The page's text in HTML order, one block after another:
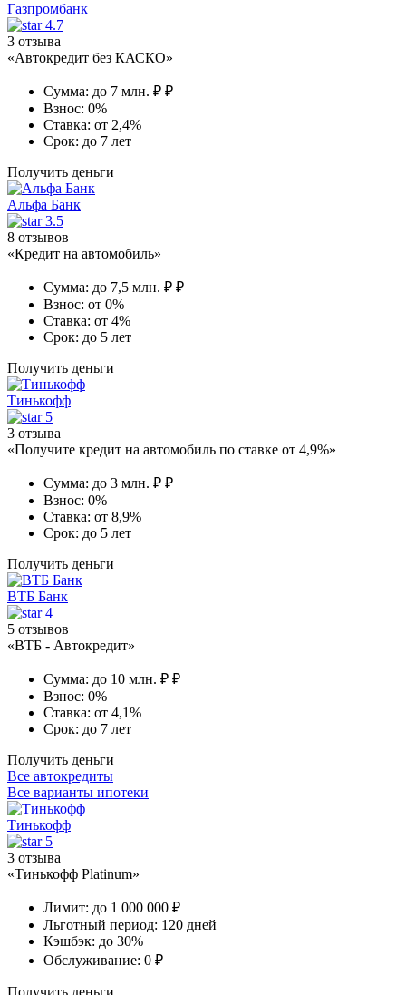
Газпромбанк
4.7
3 отзыва
«Автокредит без КАСКО»
Сумма: до 7 млн. ₽ ₽
Взнос: 0%
Ставка: от 2,4%
Срок: до 7 лет
Получить деньги
Альфа Банк
3.5
8 отзывов
«Кредит на автомобиль»
Сумма: до 7,5 млн. ₽ ₽
Взнос: от 0%
Ставка: от 4%
Срок: до 5 лет
Получить деньги
Тинькофф
5
3 отзыва
«Получите кредит на автомобиль по ставке от 4,9%»
Сумма: до 3 млн. ₽ ₽
Взнос: 0%
Ставка: от 8,9%
Срок: до 5 лет
Получить деньги
ВТБ Банк
4
5 отзывов
«ВТБ - Автокредит»
Сумма: до 10 млн. ₽ ₽
Взнос: 0%
Ставка: от 4,1%
Срок: до 7 лет
Получить деньги
Все автокредиты
Все варианты ипотеки
Тинькофф
5
3 отзыва
«Тинькофф Platinum»
Лимит: до 1 000 000 ₽
Льготный период: 120 дней
Кэшбэк: до 30%
Обслуживание: 0 ₽